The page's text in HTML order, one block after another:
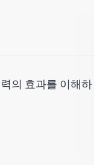
의 효과를 이해하